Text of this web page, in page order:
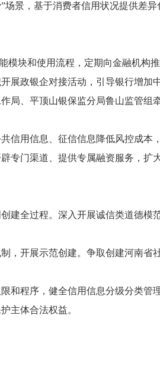
景，基于消费者信用状况提供差
模块和使用流程，定期向金融机构
展政银企对接活动，引导银行增加
局、平顶山银保监分局鲁山监管组
信用信息、征信信息降低风控成本
专门渠道、提供专属融资服务，扩
建全过程。深入开展诚信类道德模
，开展示范创建。争取创建河南省
和程序，健全信用信息分级分类管
主体合法权益。